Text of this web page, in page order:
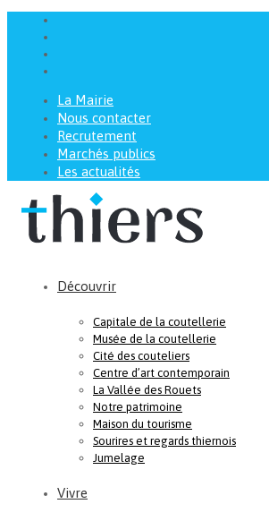
La Mairie
Nous contacter
Recrutement
Marchés publics
Les actualités
Découvrir
Capitale de la coutellerie
Musée de la coutellerie
Cité des couteliers
Centre d’art contemporain
La Vallée des Rouets
Notre patrimoine
Maison du tourisme
Sourires et regards thiernois
Jumelage
Vivre